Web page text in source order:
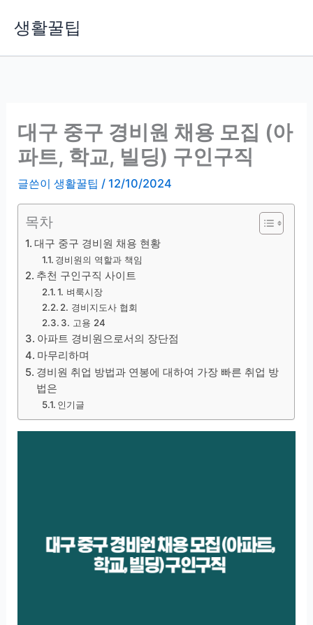
생활꿀팁
대구 중구 경비원 채용 모집 (아
파트, 학교, 빌딩) 구인구직
글쓴이생활꿀팁 / 12/10/2024
목차
대구 중구 경비원 채용 현황
경비원의 역할과 책임
추천 구인구직 사이트
1. 벼룩시장
2. 경비지도사 협회
3. 고용 24
아파트 경비원으로서의 장단점
마무리하며
경비원 취업 방법과 연봉에 대하여 가장 빠른 취업 방
법은
인기글